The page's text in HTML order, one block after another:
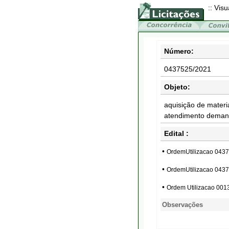
::
Número:
0437525/2021
Objeto:
aquisição de
atendimento
Edital :
• OrdemUtilizacao
• OrdemUtilizacao
• Ordem Utilizacao
Observações